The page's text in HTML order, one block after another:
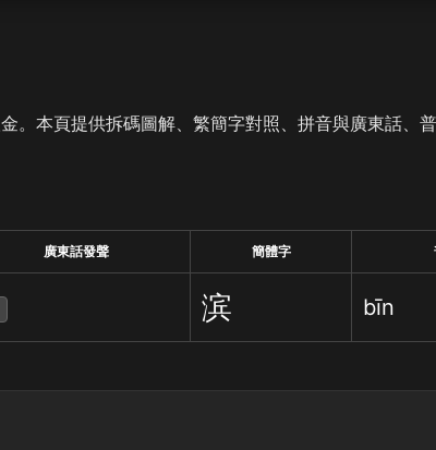
。本頁提供拆碼圖解、繁簡字對照、拼音與廣東話、
廣東話發聲 簡體字
滨 bīn